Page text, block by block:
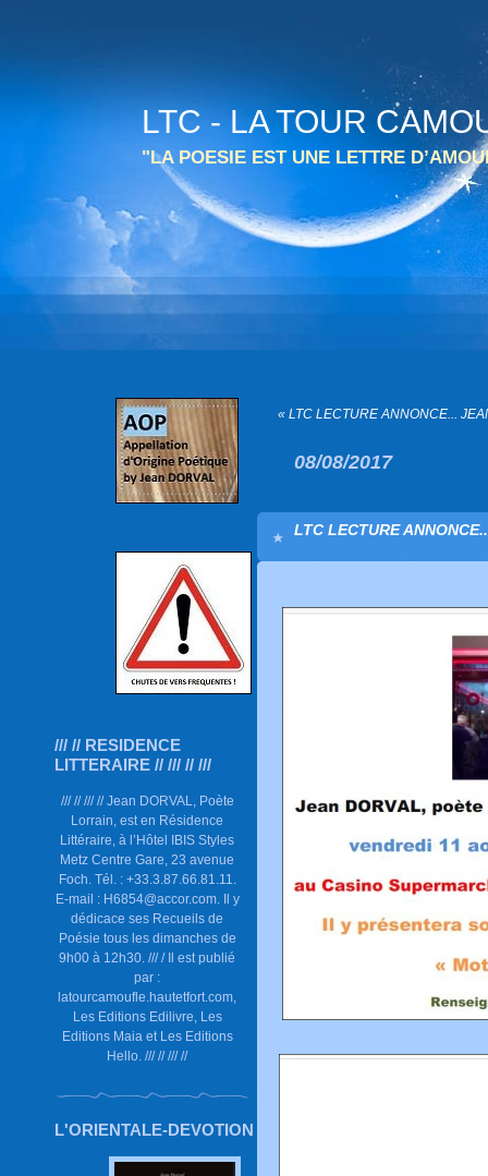
LTC - LA TOUR
"LA POESIE EST UNE LETTRE
/// // RESIDENCE
LITTERAIRE // /// // ///
/// // /// // Jean DORVAL, Poète
Lorrain, est en Résidence
Littéraire, à l’Hôtel IBIS Styles
Metz Centre Gare, 23 avenue
Foch. Tél. : +33.3.87.66.81.11.
E-mail : H6854@accor.com. Il y
dédicace ses Recueils de
Poésie tous les dimanches de
9h00 à 12h30. /// / Il est publié
par :
latourcamoufle.hautetfort.com,
Les Editions Edilivre, Les
Editions Maia et Les Editions
Hello. /// // /// //
L'ORIENTALE-DEVOTION
« LTC LECTURE ANNONCE...
08/08/2017
LTC LECTURE